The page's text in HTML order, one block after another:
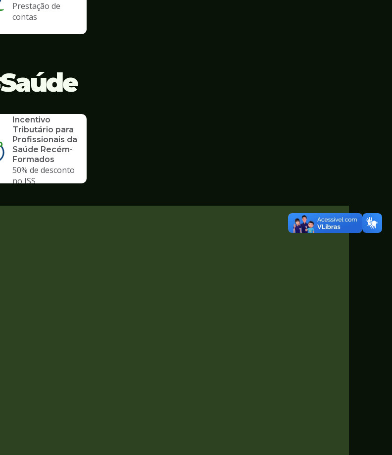
Prestação de
contas
Saúde
Incentivo
Tributário para
Profissionais da
Saúde Recém-
Formados
50% de desconto
no ISS